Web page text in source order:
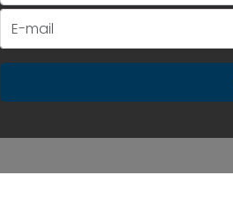
+55